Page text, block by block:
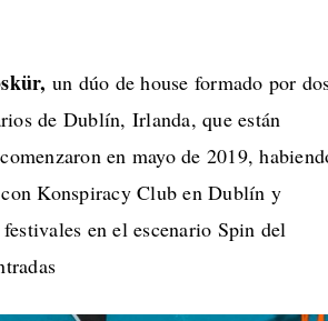
un dúo de house formado por
de Dublín, Irlanda, que están
en mayo de 2019,
Konspiracy Club en Dublín y
en el escenario Spin del